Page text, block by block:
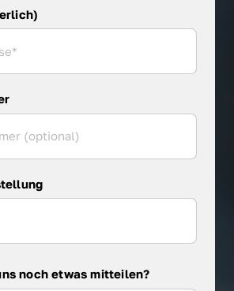
noch etwas mitteilen?